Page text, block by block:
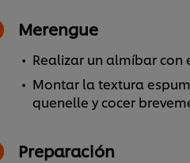
Merengue
Realizar un almíbar con
Montar la textura
quenelle y cocer
Preparación